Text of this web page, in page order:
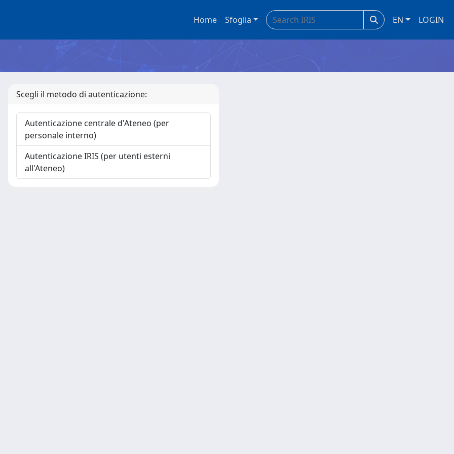
Home Sfoglia EN LOGIN
Scegli il metodo di autenticazione:
Autenticazione centrale d'Ateneo (per
personale interno)
Autenticazione IRIS (per utenti esterni
all'Ateneo)